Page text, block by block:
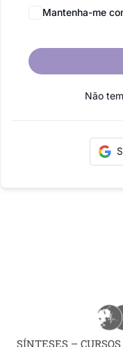
Mantenha-me
Não
SÍNTESES –